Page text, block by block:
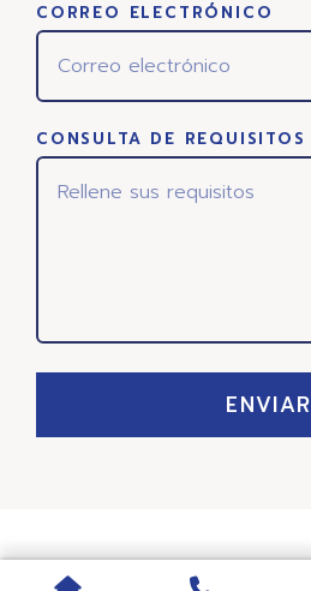
CORREO ELECTRÓNICO
CONSULTA DE REQUISITOS
ENVIAR